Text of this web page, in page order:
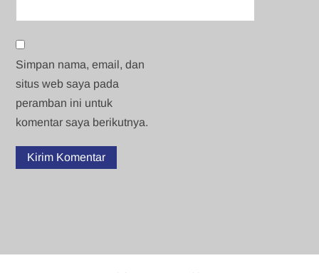
Simpan nama, email, dan
situs web saya pada
peramban ini untuk
komentar saya berikutnya.